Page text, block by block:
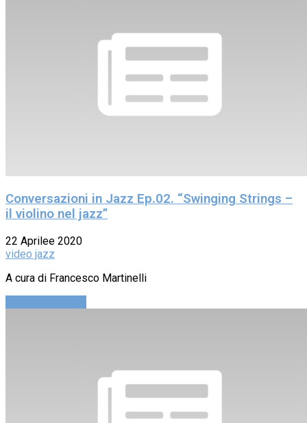
Conversazioni in Jazz Ep.02. “Swinging Strings –
il violino nel jazz”
22 Aprilee 2020
video jazz
A cura di Francesco Martinelli